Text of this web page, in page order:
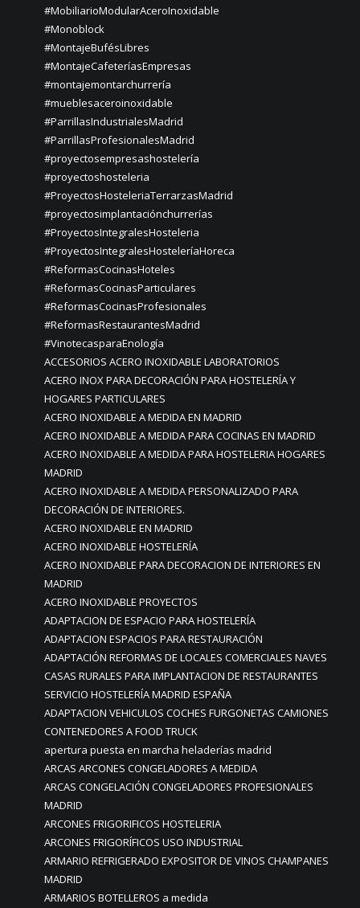
#MobiliarioModularAceroInoxidable
#Monoblock
#MontajeBufésLibres
#MontajeCafeteríasEmpresas
#montajemontarchurrería
#mueblesaceroinoxidable
#ParrillasIndustrialesMadrid
#ParrillasProfesionalesMadrid
#proyectosempresashostelería
#proyectoshosteleria
#ProyectosHosteleriaTerrarzasMadrid
#proyectosimplantaciónchurrerías
#ProyectosIntegralesHosteleria
#ProyectosIntegralesHosteleríaHoreca
#ReformasCocinasHoteles
#ReformasCocinasParticulares
#ReformasCocinasProfesionales
#ReformasRestaurantesMadrid
#VinotecasparaEnología
ACCESORIOS ACERO INOXIDABLE LABORATORIOS
ACERO INOX PARA DECORACIÓN PARA HOSTELERÍA Y
HOGARES PARTICULARES
ACERO INOXIDABLE A MEDIDA EN MADRID
ACERO INOXIDABLE A MEDIDA PARA COCINAS EN MADRID
ACERO INOXIDABLE A MEDIDA PARA HOSTELERIA HOGARES
MADRID
ACERO INOXIDABLE A MEDIDA PERSONALIZADO PARA
DECORACIÓN DE INTERIORES.
ACERO INOXIDABLE EN MADRID
ACERO INOXIDABLE HOSTELERÍA
ACERO INOXIDABLE PARA DECORACION DE INTERIORES EN
MADRID
ACERO INOXIDABLE PROYECTOS
ADAPTACION DE ESPACIO PARA HOSTELERÍA
ADAPTACION ESPACIOS PARA RESTAURACIÓN
ADAPTACIÓN REFORMAS DE LOCALES COMERCIALES NAVES
CASAS RURALES PARA IMPLANTACION DE RESTAURANTES
SERVICIO HOSTELERÍA MADRID ESPAÑA
ADAPTACION VEHICULOS COCHES FURGONETAS CAMIONES
CONTENEDORES A FOOD TRUCK
apertura puesta en marcha heladerías madrid
ARCAS ARCONES CONGELADORES A MEDIDA
ARCAS CONGELACIÓN CONGELADORES PROFESIONALES
MADRID
ARCONES FRIGORIFICOS HOSTELERIA
ARCONES FRIGORÍFICOS USO INDUSTRIAL
ARMARIO REFRIGERADO EXPOSITOR DE VINOS CHAMPANES
MADRID
ARMARIOS BOTELLEROS a medida